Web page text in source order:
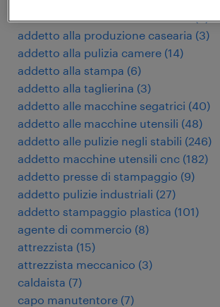
addetto alla limatrice meccanica (3)
addetto alla produzione casearia (3)
addetto alla pulizia camere (14)
addetto alla stampa (6)
addetto alla taglierina (3)
addetto alle macchine segatrici (40)
addetto alle macchine utensili (48)
addetto alle pulizie negli stabili (246)
addetto macchine utensili cnc (182)
addetto presse di stampaggio (9)
addetto pulizie industriali (27)
addetto stampaggio plastica (101)
agente di commercio (8)
attrezzista (15)
attrezzista meccanico (3)
caldaista (7)
capo manutentore (7)